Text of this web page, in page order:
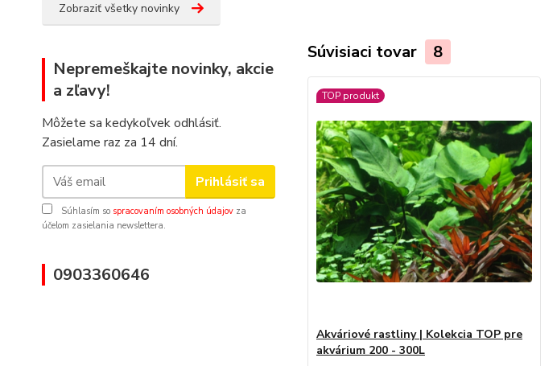
Zobraziť všetky novinky
Nepremeškajte novinky, akcie
a zľavy!
Môžete sa kedykoľvek odhlásiť.
Zasielame raz za 14 dní.
Prihlásiť sa
Súhlasím so spracovaním osobných údajov za
účelom zasielania newslettera.
0903360646
Súvisiaci tovar 8
TOP produkt
Akváriové rastliny | Kolekcia TOP pre
akvárium 200 - 300L